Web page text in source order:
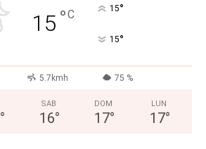
15 °C 15°
15°
5.7kmh 75 %
°
SAB
16°
DOM
17°
LUN
17°